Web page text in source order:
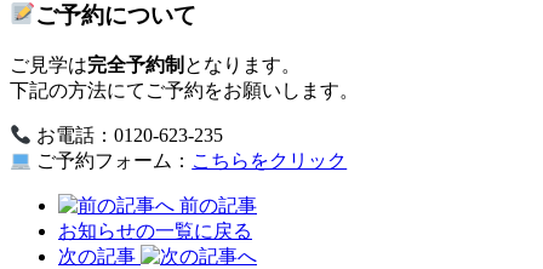
ご予約について
ご見学は完全予約制 となります。
下記の方法にてご予約をお願いします。
お電話：0120-623-235
ご予約フォーム： こちらをクリック
前の記事
お知らせの一覧に戻る
次の記事